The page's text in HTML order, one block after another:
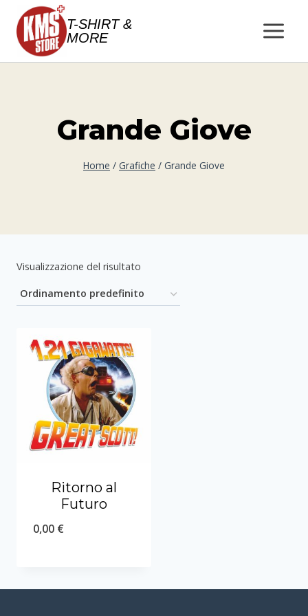
Salta
contenuto
T-SHIRT &
MORE
Grande Giove
Home / Grafiche / Grande Giove
Visualizzazione del risultato
Ritorno al
Futuro
0,00 €